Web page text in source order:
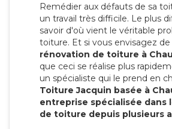
Remédier aux défauts de sa
un travail très difficile. Le plus
savoir d'où vient le véritable
toiture. Et si vous envisagez de
rénovation de toiture à
que ceci se réalise plus
un spécialiste qui le prend en
Toiture Jacquin basée à
entreprise spécialisée dans
de toiture depuis plusieurs